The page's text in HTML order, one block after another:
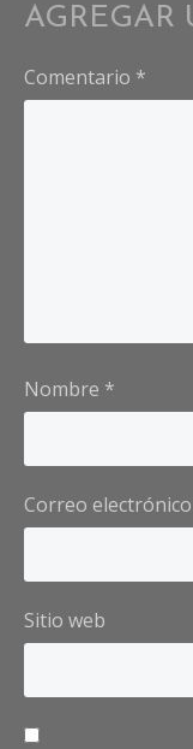
AGREGAR
Comentario *
Nombre *
Correo electrónico
Sitio web